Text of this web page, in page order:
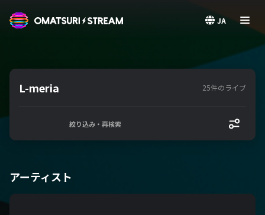
JA
L-meria 25件のライブ
絞り込み・再検索
アーティスト